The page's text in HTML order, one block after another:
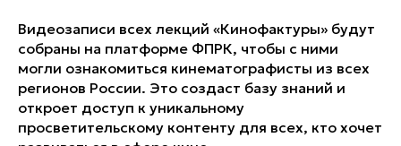
Видеозаписи всех лекций «Кинофактуры» будут
собраны на платформе ФПРК, чтобы с ними
могли ознакомиться кинематографисты из всех
регионов России. Это создаст базу знаний и
откроет доступ к уникальному
просветительскому контенту для всех, кто хочет